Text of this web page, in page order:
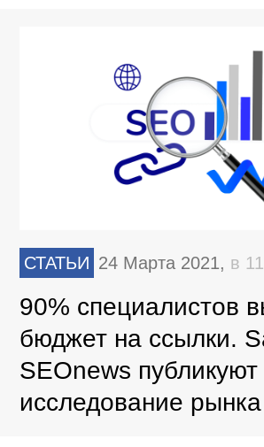
СТАТЬИ 24 Марта 2021, в
90% специалистов
бюджет на ссылки.
SEOnews публикуют
исследование